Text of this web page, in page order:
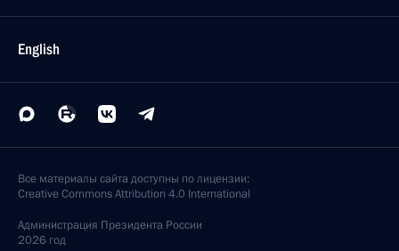
English
Все материалы сайта доступны по лицензии:
Creative Commons Attribution 4.0 International
Администрация Президента России
2026 год